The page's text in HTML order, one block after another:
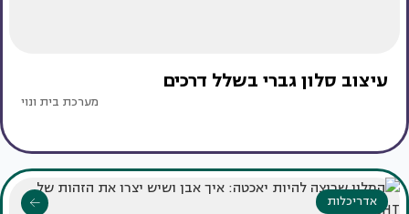
עיצוב סלון גברי בשלל דרכים
מערכת בית ונוי
אדריכלות